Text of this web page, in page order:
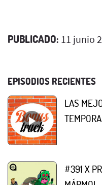
PUBLICADO: 11 junio
EPISODIOS RECIENTES
LAS
#391 X